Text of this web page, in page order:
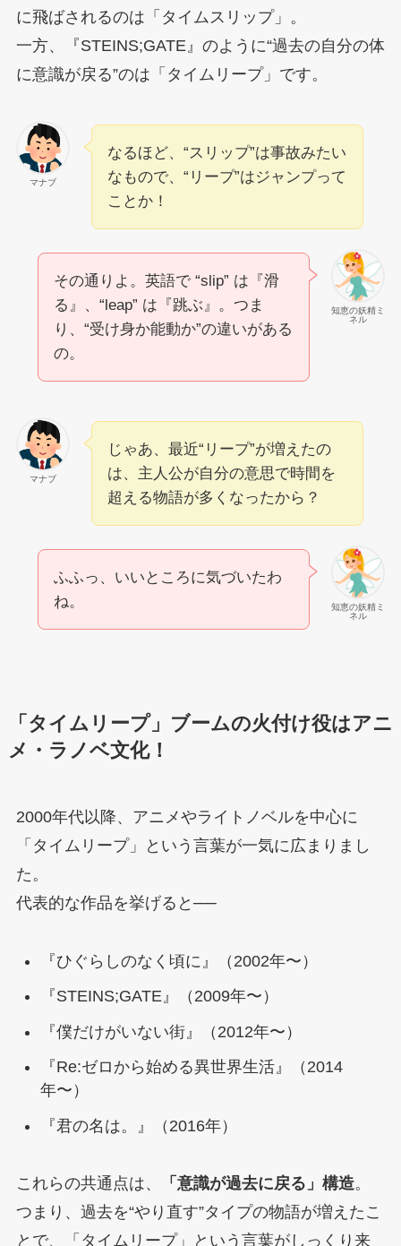
に飛ばされるのは「タイムスリップ」。
一方、『STEINS;GATE』のように“過去の自分の体
に意識が戻る”のは「タイムリープ」です。
マナブ
なるほど、“スリップ”は事故みたい
なもので、“リープ”はジャンプって
ことか！
知恵の妖精ミ
ネル
その通りよ。英語で “slip” は『滑
る』、“leap” は『跳ぶ』。つま
り、“受け身か能動か”の違いがある
の。
マナブ
じゃあ、最近“リープ”が増えたの
は、主人公が自分の意思で時間を
超える物語が多くなったから？
知恵の妖精ミ
ネル
ふふっ、いいところに気づいたわ
ね。
「タイムリープ」ブームの火付け役はアニ
メ・ラノベ文化！
2000年代以降、アニメやライトノベルを中心に
「タイムリープ」という言葉が一気に広まりまし
た。
代表的な作品を挙げると──
『ひぐらしのなく頃に』（2002年〜）
『STEINS;GATE』（2009年〜）
『僕だけがいない街』（2012年〜）
『Re:ゼロから始める異世界生活』（2014
年〜）
『君の名は。』（2016年）
これらの共通点は、 「意識が過去に戻る」構造。
つまり、過去を“やり直す”タイプの物語が増えたこ
とで、「タイムリープ」という言葉がしっくり来